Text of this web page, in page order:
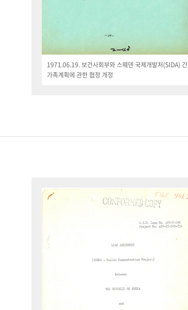
1971.06.19. 보건사회부와 스웨덴 국제개발처(SIDA) 간
가족계획에 관한 협정 개정